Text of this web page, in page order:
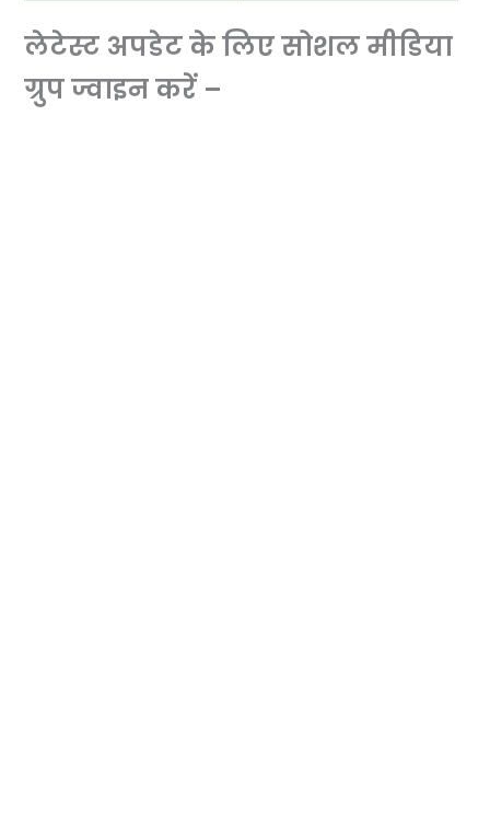
लेटेस्ट अपडेट के लिए सोशल मीडिया
ग्रुप ज्वाइन करें –